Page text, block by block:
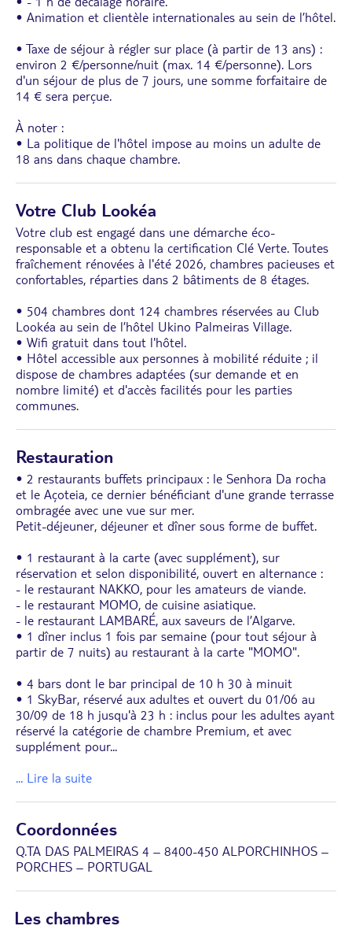
• Animation et clientèle internationales au sein de l’hôtel.
• Taxe de séjour à régler sur place (à partir de 13 ans) :
environ 2 €/personne/nuit (max. 14 €/personne). Lors
d'un séjour de plus de 7 jours, une somme forfaitaire de
14 € sera perçue.
À noter :
• La politique de l'hôtel impose au moins un adulte de
18 ans dans chaque chambre.
Votre Club Lookéa
Votre club est engagé dans une démarche éco-
responsable et a obtenu la certification Clé Verte. Toutes
fraîchement rénovées à l'été 2026, chambres pacieuses et
confortables, réparties dans 2 bâtiments de 8 étages.
• 504 chambres dont 124 chambres réservées au Club
Lookéa au sein de l’hôtel Ukino Palmeiras Village.
• Wifi gratuit dans tout l'hôtel.
• Hôtel accessible aux personnes à mobilité réduite ; il
dispose de chambres adaptées (sur demande et en
nombre limité) et d'accès facilités pour les parties
communes.
Restauration
• 2 restaurants buffets principaux : le Senhora Da rocha
et le Açoteia, ce dernier bénéficiant d'une grande terrasse
ombragée avec une vue sur mer.
Petit-déjeuner, déjeuner et dîner sous forme de buffet.
• 1 restaurant à la carte (avec supplément), sur
réservation et selon disponibilité, ouvert en alternance :
- le restaurant NAKKO, pour les amateurs de viande.
- le restaurant MOMO, de cuisine asiatique.
- le restaurant LAMBARÉ, aux saveurs de l’Algarve.
• 1 dîner inclus 1 fois par semaine (pour tout séjour à
partir de 7 nuits) au restaurant à la carte "MOMO".
• 4 bars dont le bar principal de 10 h 30 à minuit
• 1 SkyBar, réservé aux adultes et ouvert du 01/06 au
30/09 de 18 h jusqu'à 23 h : inclus pour les adultes ayant
réservé la catégorie de chambre Premium, et avec
supplément pour...
... Lire la suite
Coordonnées
Q.TA DAS PALMEIRAS 4 – 8400-450 ALPORCHINHOS –
PORCHES – PORTUGAL
Les chambres